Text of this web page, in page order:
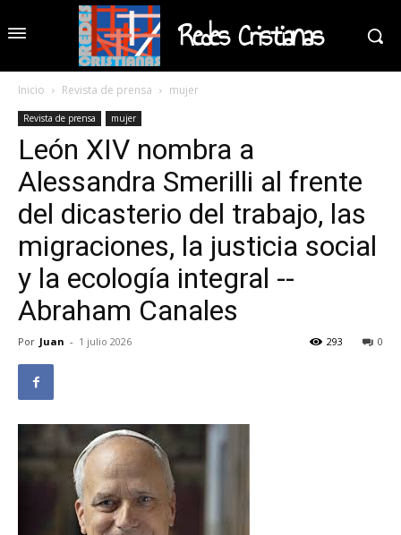
Redes Cristianas
Inicio Revista de prensa mujer
Revista de prensa mujer
León XIV nombra a
Alessandra Smerilli al frente
del dicasterio del trabajo, las
migraciones, la justicia social
y la ecología integral --
Abraham Canales
Por Juan - 1 julio 2026 0
293